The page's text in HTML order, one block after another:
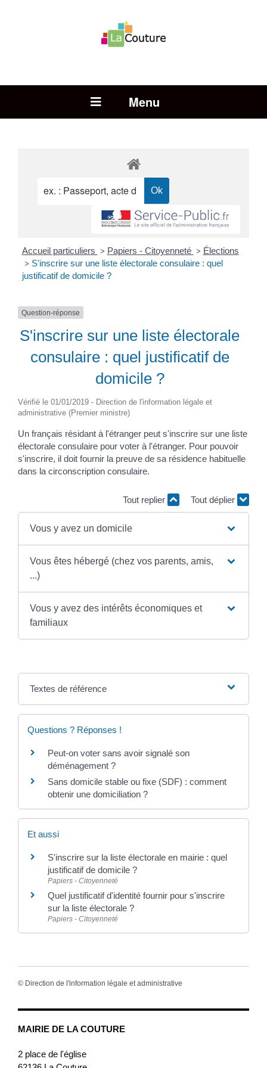
Open Menu
MAIRIE DE LA COUTURE
2 place de l'église
Accueil particuliers > Papiers - Citoyenneté > Élections
> S'inscrire sur une liste électorale consulaire : quel
justificatif de domicile ?
Question-réponse
S'inscrire sur une liste électorale
consulaire : quel justificatif de
domicile ?
Vérifié le 01/01/2019 - Direction de l'information légale et
administrative (Premier ministre)
Un français résidant à l'étranger peut s'inscrire sur une liste
électorale consulaire pour voter à l'étranger. Pour pouvoir
s'inscrire, il doit fournir la preuve de sa résidence habituelle
dans la circonscription consulaire.
Tout replier Tout déplier
Vous y avez un domicile
Vous êtes hébergé (chez vos parents, amis,
...)
Vous y avez des intérêts économiques et
familiaux
Textes de référence
Questions ? Réponses !
Peut-on voter sans avoir signalé son
déménagement ?
Sans domicile stable ou fixe (SDF) : comment
obtenir une domiciliation ?
Et aussi
S'inscrire sur la liste électorale en mairie : quel
justificatif de domicile ?
Papiers - Citoyenneté
Quel justificatif d'identité fournir pour s'inscrire
sur la liste électorale ?
Papiers - Citoyenneté
© Direction de l'information légale et administrative